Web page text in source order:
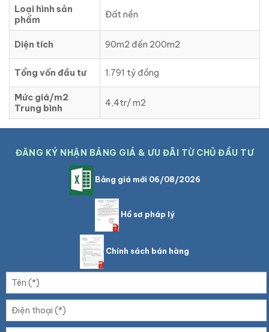
Loại hình sản
phẩm
Đất nền
Diện tích 90m2 đến 200m2
Tổng vốn đầu tư 1.791 tỷ đồng
Mức giá/m2
Trung bình
4,4tr/ m2
ĐĂNG KÝ NHẬN BẢNG GIÁ & ƯU ĐÃI TỪ CHỦ ĐẦU TƯ
Bảng giá mới 06/08/2026
Hồ sơ pháp lý
Chính sách bán hàng